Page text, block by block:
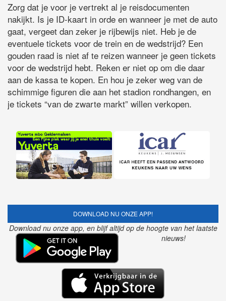
Zorg dat je voor je vertrekt al je reisdocumenten
nakijkt. Is je ID-kaart in orde en wanneer je met de auto
gaat, vergeet dan zeker je rijbewijs niet. Heb je de
eventuele tickets voor de trein en de wedstrijd? Een
gouden raad is niet af te reizen wanneer je geen tickets
voor de wedstrijd hebt. Reken er niet op om die daar
aan de kassa te kopen. En hou je zeker weg van de
schimmige figuren die aan het stadion rondhangen, en
je tickets “van de zwarte markt” willen verkopen.
DOWNLOAD NU ONZE APP!
Download nu onze app, en blijf altijd op de hoogte van het laatste
nieuws!